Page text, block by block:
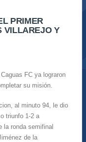
PRIMER
VILLAREJO Y
FC ya lograron
su misión.
al minuto 94, le dio
triunfo 1-2 a
la ronda semifinal
de la